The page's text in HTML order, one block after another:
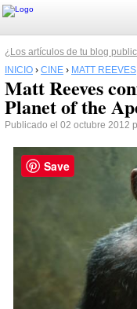
¿Los artículos de tu blog
INICIO › CINE › MATT REEVES
Matt Reeves
Planet of the
Publicado el 02 octubre 2012
Save